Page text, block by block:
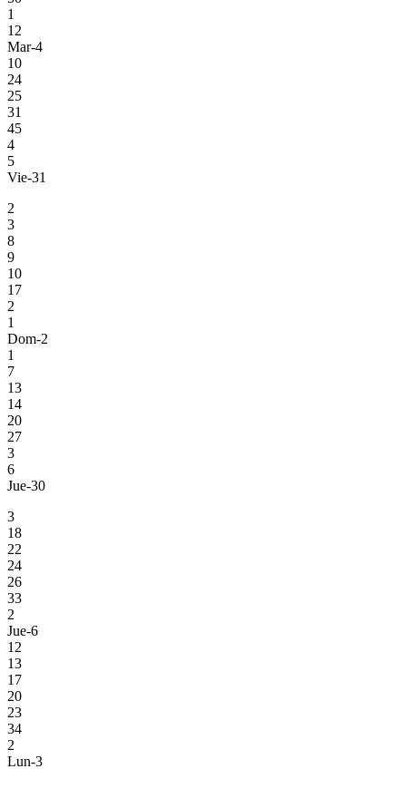
1
12
Mar-4
10
24
25
31
45
4
5
Vie-31
2
3
8
9
10
17
2
1
Dom-2
1
7
13
14
20
27
3
6
Jue-30
3
18
22
24
26
33
2
Jue-6
12
13
17
20
23
34
2
Lun-3